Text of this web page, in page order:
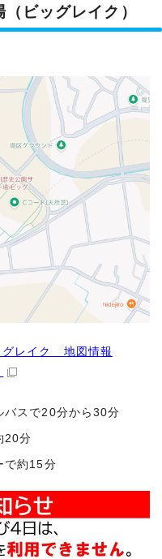
ビッグレイク）
グレイク 地図情報
バスで20分から30分
20分
で約15分